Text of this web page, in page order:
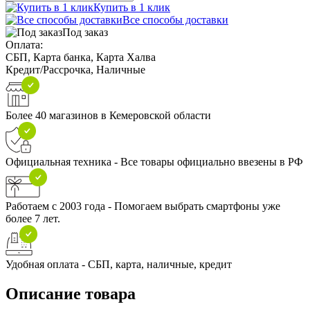
Купить в 1 клик
Все способы доставки
Под заказ
Оплата:
СБП, Карта банка, Карта Халва
Кредит/Рассрочка, Наличные
Более 40 магазинов в Кемеровской области
Официальная техника - Все товары официально ввезены в РФ
Работаем с 2003 года - Помогаем выбрать смартфоны уже
более 7 лет.
Удобная оплата - СБП, карта, наличные, кредит
Описание товара